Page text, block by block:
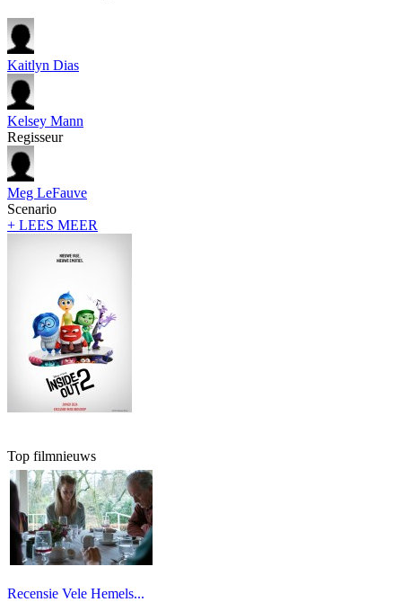
Kaitlyn Dias
Kelsey Mann
Regisseur
Meg LeFauve
Scenario
+ LEES MEER
Top filmnieuws
Recensie Vele Hemels...